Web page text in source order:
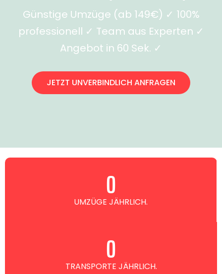
Günstige Umzüge (ab 149€) ✓ 100%
professionell ✓ Team aus Experten ✓
Angebot in 60 Sek. ✓
JETZT UNVERBINDLICH ANFRAGEN
UMZÜGE JÄHRLICH.
0
TRANSPORTE JÄHRLICH.
0